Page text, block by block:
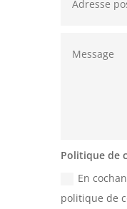
Politique de
En
politique de